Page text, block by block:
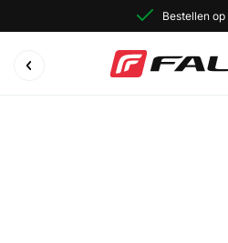
Bestellen